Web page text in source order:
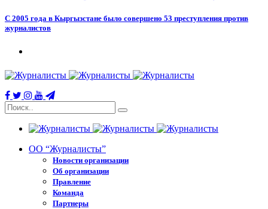
С 2005 года в Кыргызстане было совершено 53 преступления против
журналистов
ОО “Журналисты”
Новости организации
Об организации
Правление
Команда
Партнеры